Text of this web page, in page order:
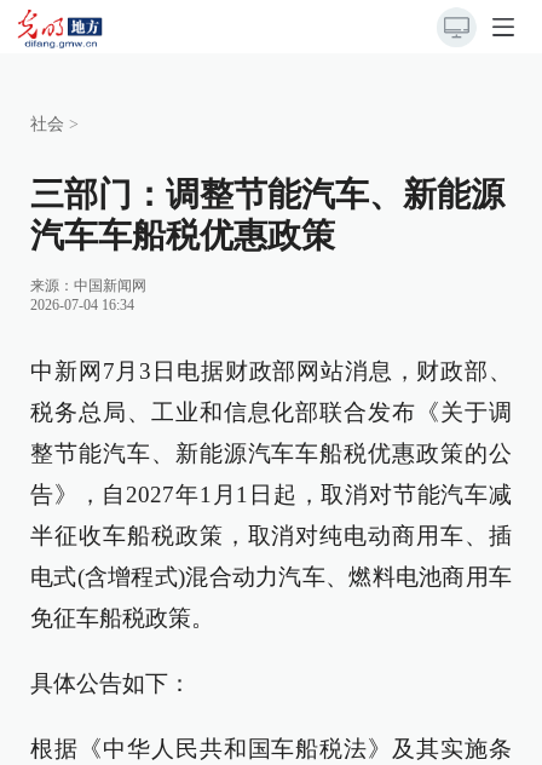
社会 >
三部门：调整节能汽车、新能源
汽车车船税优惠政策
来源： 中国新闻网
2026-07-04 16:34
中新网7月3日电据财政部网站消息，财政部、
税务总局、工业和信息化部联合发布《关于调
整节能汽车、新能源汽车车船税优惠政策的公
告》，自2027年1月1日起，取消对节能汽车减
半征收车船税政策，取消对纯电动商用车、插
电式(含增程式)混合动力汽车、燃料电池商用车
免征车船税政策。
具体公告如下：
根据《中华人民共和国车船税法》及其实施条